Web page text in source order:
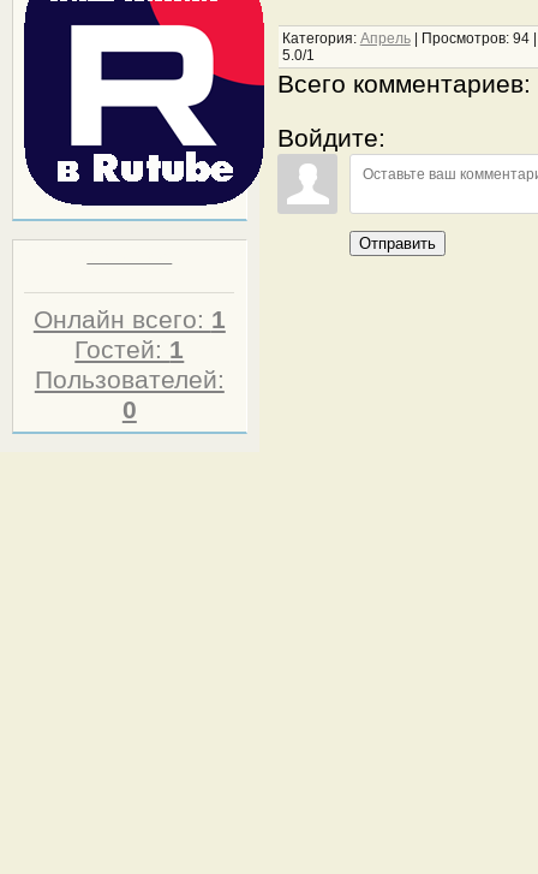
Онлайн всего: 1
Гостей: 1
Пользователей:
0
Категория: Апрель| Просмотров: 94
5.0/1
Всего комментариев:
Войдите:
Отправить